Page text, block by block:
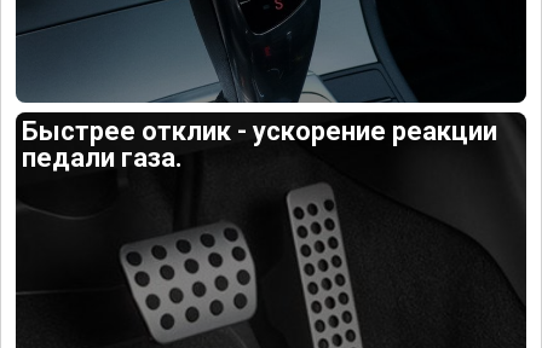
Быстрее отклик - ускорение реакции
педали газа.